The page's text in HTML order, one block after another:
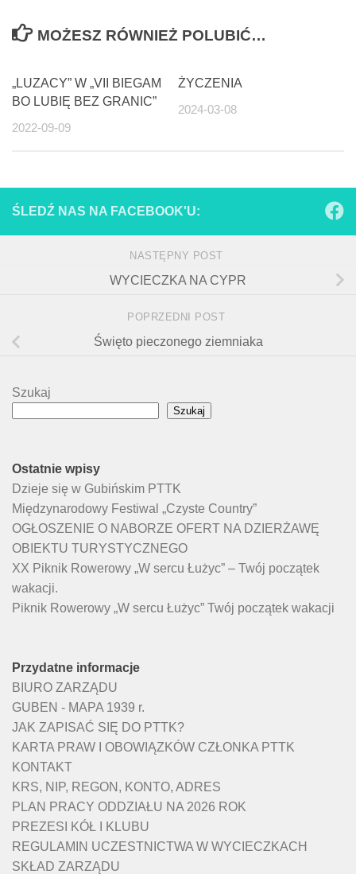
MOŻESZ RÓWNIEŻ POLUBIĆ…
„LUZACY” W „VII BIEGAM
BO LUBIĘ BEZ GRANIC”
2022-09-09
ŻYCZENIA
2024-03-08
ŚLEDŹ NAS NA FACEBOOK'U:
NASTĘPNY POST
WYCIECZKA NA CYPR
POPRZEDNI POST
Święto pieczonego ziemniaka
Szukaj
Szukaj
Ostatnie wpisy
Dzieje się w Gubińskim PTTK
Międzynarodowy Festiwal „Czyste Country”
OGŁOSZENIE O NABORZE OFERT NA DZIERŻAWĘ
OBIEKTU TURYSTYCZNEGO
XX Piknik Rowerowy „W sercu Łużyc” – Twój początek
wakacji.
Piknik Rowerowy „W sercu Łużyc” Twój początek wakacji
Przydatne informacje
BIURO ZARZĄDU
GUBEN - MAPA 1939 r.
JAK ZAPISAĆ SIĘ DO PTTK?
KARTA PRAW I OBOWIĄZKÓW CZŁONKA PTTK
KONTAKT
KRS, NIP, REGON, KONTO, ADRES
PLAN PRACY ODDZIAŁU NA 2026 ROK
PREZESI KÓŁ I KLUBU
REGULAMIN UCZESTNICTWA W WYCIECZKACH
SKŁAD ZARZĄDU